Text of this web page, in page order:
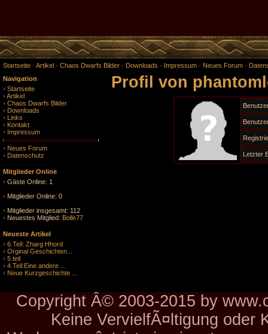
Startseite · Artikel · Chaos Dwarfs Bilder · Downloads · Impressum · Neues Forum ·
Navigation
Startseite
Artikel
Chaos Dwarfs Bilder
Downloads
Links
Kontakt
Impressum
Neues Forum
Datenschutz
Mitglieder Online
Gäste Online: 1
Mitglieder Online: 0
Mitglieder insgesamt: 112
Neuestes Mitglied: Bolle77
Neueste Artikel
6.Teil: Zharg Hhord
Orginal Geschichten...
5.teil
4.Teil:Eine andere ...
Neue Kurzgeschichte ...
Profil von
Letzter
Copyright Â© 2003-2015 by
Keine VervielfÃ¤ltigung oder